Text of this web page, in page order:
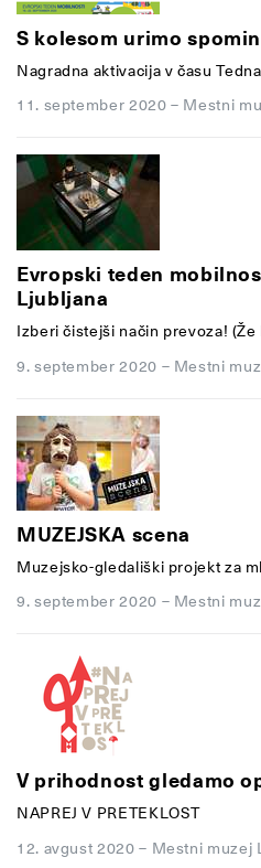
S kolesom urimo spomin
Nagradna aktivacija v času
11. september 2020 – Mestni
Evropski teden
Ljubljana
Izberi čistejši način prevoza!
9. september 2020 – Mestni
MUZEJSKA scena
Muzejsko-gledališki projekt za
9. september 2020 – Mestni
V prihodnost gledamo
NAPREJ V PRETEKLOST
12. avgust 2020 – Mestni muzej